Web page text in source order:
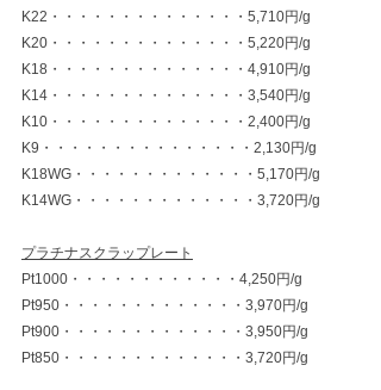
K22・・・・・・・・・・・・・・5,710円/g
K20・・・・・・・・・・・・・・5,220円/g
K18・・・・・・・・・・・・・・4,910円/g
K14・・・・・・・・・・・・・・3,540円/g
K10・・・・・・・・・・・・・・2,400円/g
K9・・・・・・・・・・・・・・・2,130円/g
K18WG・・・・・・・・・・・・・5,170円/g
K14WG・・・・・・・・・・・・・3,720円/g
プラチナスクラップレート
Pt1000・・・・・・・・・・・・4,250円/g
Pt950・・・・・・・・・・・・・3,970円/g
Pt900・・・・・・・・・・・・・3,950円/g
Pt850・・・・・・・・・・・・・3,720円/g